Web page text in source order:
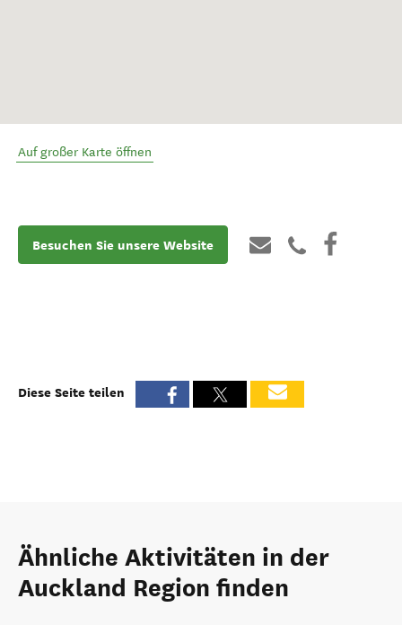
Auf großer Karte öffnen
Besuchen Sie unsere Website
Diese Seite teilen
Ähnliche Aktivitäten in der
Auckland Region finden